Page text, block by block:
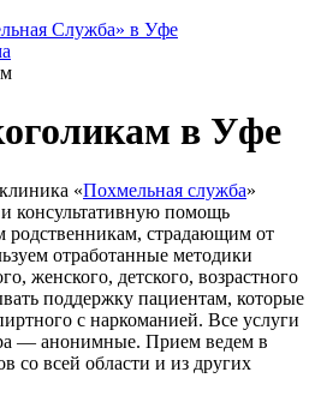
Служба» в Уфе
в Уфе
«Похмельная служба»
консультативную помощь
родственникам, страдающим от
отработанные методики
женского, детского, возрастного
поддержку пациентам, которые
с наркоманией. Все услуги
— анонимные. Прием ведем в
со всей области и из других